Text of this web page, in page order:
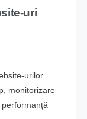
uri
urilor
monitorizare